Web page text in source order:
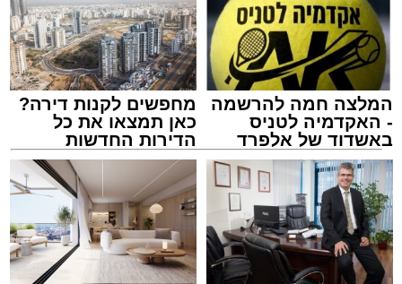
תגים:אשדוד, מעגלים, דודי קאליש
זה היה ארוע יוצא דופן. בלי מילים.
במשך שעות ארוכות של ליל שישי, נהנו המונים
מתושבי אשדוד מהארוע המרכזי של 'מעגלים'.
המלצה חמה להרשמה
- האקדמיה לטניס
באשדוד של אלפרד
קריאולנסקי - לילדים
מחפשים לקנות דירה?
כאן תמצאו את כל
הדירות החדשות
למכירה באשדוד >>>